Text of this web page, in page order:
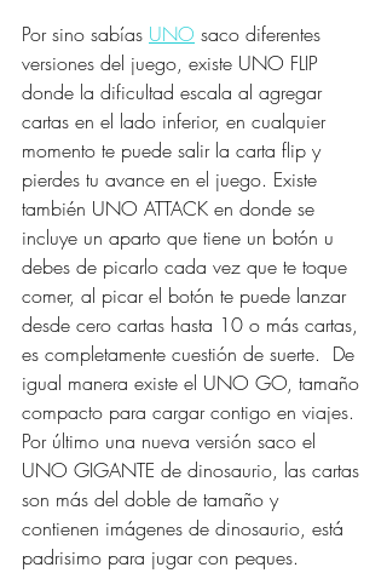
Por sino sabías UNO saco diferentes
versiones del juego, existe UNO FLIP
donde la dificultad escala al agregar
cartas en el lado inferior, en cualquier
momento te puede salir la carta flip y
pierdes tu avance en el juego. Existe
también UNO ATTACK en donde se
incluye un aparto que tiene un botón u
debes de picarlo cada vez que te toque
comer, al picar el botón te puede lanzar
desde cero cartas hasta 10 o más cartas,
es completamente cuestión de suerte.  De
igual manera existe el UNO GO, tamaño
compacto para cargar contigo en viajes.
Por último una nueva versión saco el
UNO GIGANTE de dinosaurio, las cartas
son más del doble de tamaño y
contienen imágenes de dinosaurio, está
padrisimo para jugar con peques.